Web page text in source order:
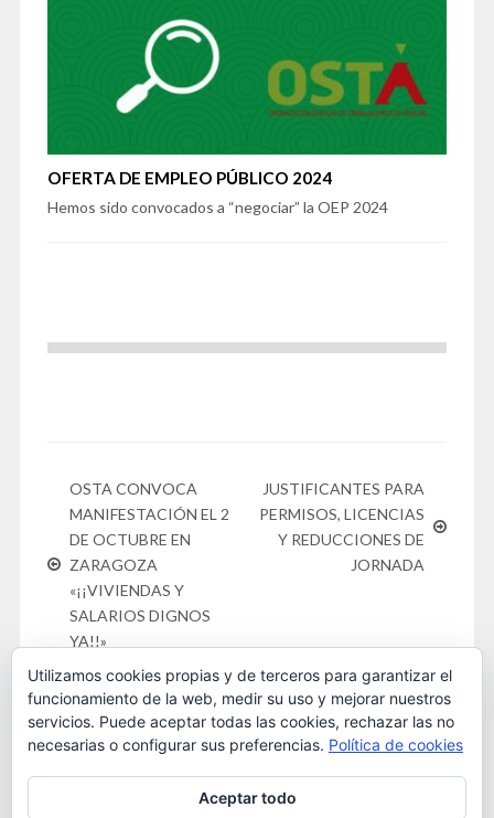
OFERTA DE EMPLEO PÚBLICO 2024
Hemos sido convocados a “negociar” la OEP 2024
OSTA CONVOCA
MANIFESTACIÓN EL 2
DE OCTUBRE EN
ZARAGOZA
«¡¡VIVIENDAS Y
SALARIOS DIGNOS
YA!!»
JUSTIFICANTES PARA
PERMISOS, LICENCIAS
Y REDUCCIONES DE
JORNADA
Este obra está bajo unalicencia de Creative Commons
Utilizamos cookies propias y de terceros para garantizar el
funcionamiento de la web, medir su uso y mejorar nuestros
servicios. Puede aceptar todas las cookies, rechazar las no
necesarias o configurar sus preferencias. Política de cookies
Aceptar todo